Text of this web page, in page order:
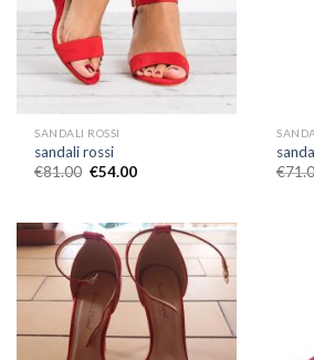
SANDALI ROSSI
sandali rossi
€81.00 €54.00
€